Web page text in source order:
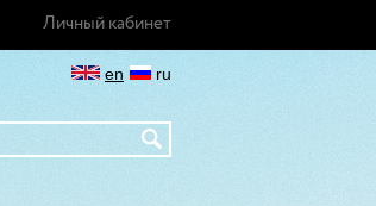
Личный кабинет
ru
en